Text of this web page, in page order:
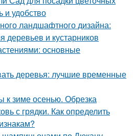
и удобство
ландшафтного дизайна:
и кустарников
основные
деревья: лучшие временные
к зиме осенью. Обрезка
с грядки. Как определить